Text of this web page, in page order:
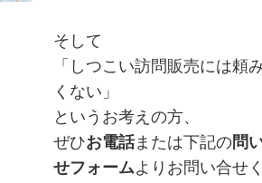
そして
「しつこい訪問販売には頼
くない」
というお考えの方、
ぜひお電話または下記の問
せフォームよりお問い合せ